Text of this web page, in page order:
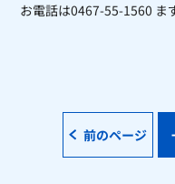
お電話は0467-55-1560 ま
前のページ